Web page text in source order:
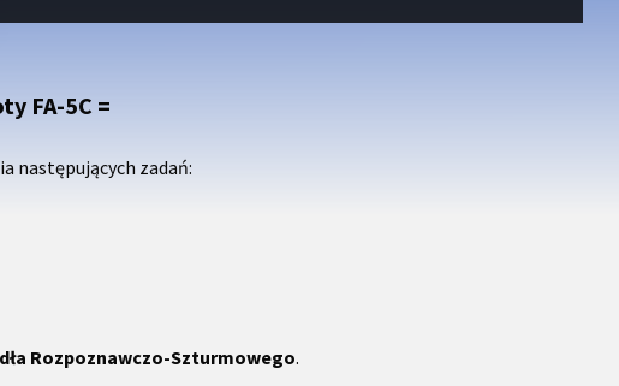
FA-5C =
następujących zadań:
Rozpoznawczo-Szturmowego.